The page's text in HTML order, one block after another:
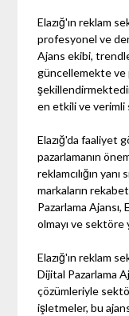
Elazığ'ın reklam
profesyonel ve
Ajans ekibi,
güncellemekte ve
en etkili ve verimli
Elazığ'da faaliyet
pazarlamanın
reklamcılığın
markaların
Pazarlama
olmayı ve sektöre
Elazığ'ın reklam
Dijital Pazarlama
çözümleriyle
işletmeler, bu